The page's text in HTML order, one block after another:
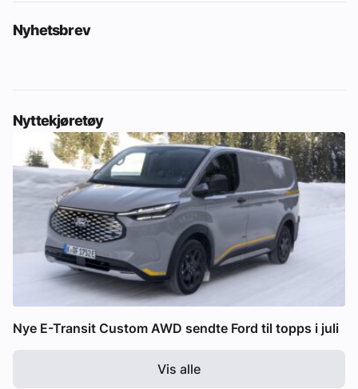
Nyhetsbrev
Nyttekjøretøy
Nye E-Transit Custom AWD sendte Ford til topps i juli
Vis alle